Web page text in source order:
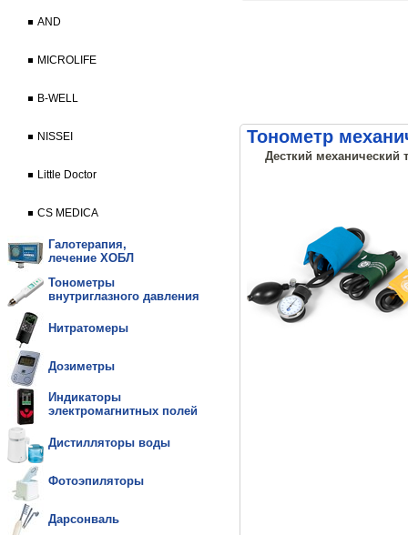
AND
MICROLIFE
B-WELL
NISSEI
Little Doctor
CS MEDICA
Галотерапия,
лечение ХОБЛ
Тонометры
внутриглазного давления
Нитратомеры
Дозиметры
Индикаторы
электромагнитных полей
Дистилляторы воды
Фотоэпиляторы
Дарсонваль
Тонометр
Десткий механический